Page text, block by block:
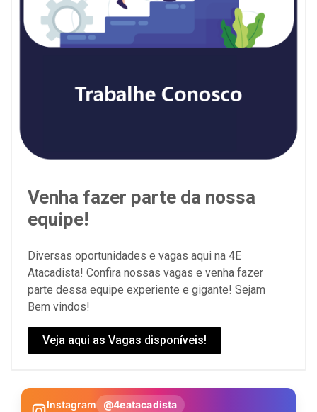
Venha fazer parte da nossa
equipe!
Diversas oportunidades e vagas aqui na 4E
Atacadista! Confira nossas vagas e venha fazer
parte dessa equipe experiente e gigante! Sejam
Bem vindos!
Veja aqui as Vagas disponíveis!
Instagram @4eatacadista